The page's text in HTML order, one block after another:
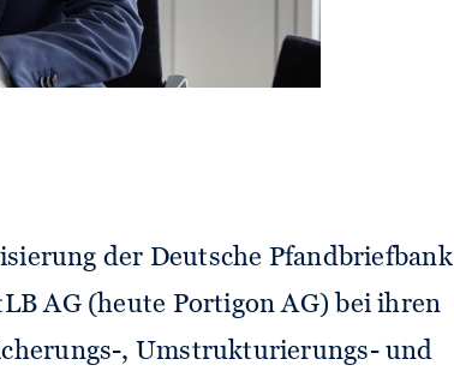
als Berater und Experte für in-
und Behörden tätig. In
der Deutsche Pfand­briefbank
AG (heute Portigon AG) bei ihren
, Umstrukturierungs- und